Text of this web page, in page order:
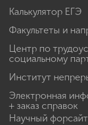
Калькулятор ЕГЭ
Факультеты и
Центр по
социальному
Институт
Электронная
+ заказ справок
Научный форсайт